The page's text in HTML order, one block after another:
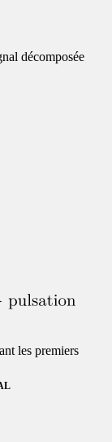
décomposée
les premiers